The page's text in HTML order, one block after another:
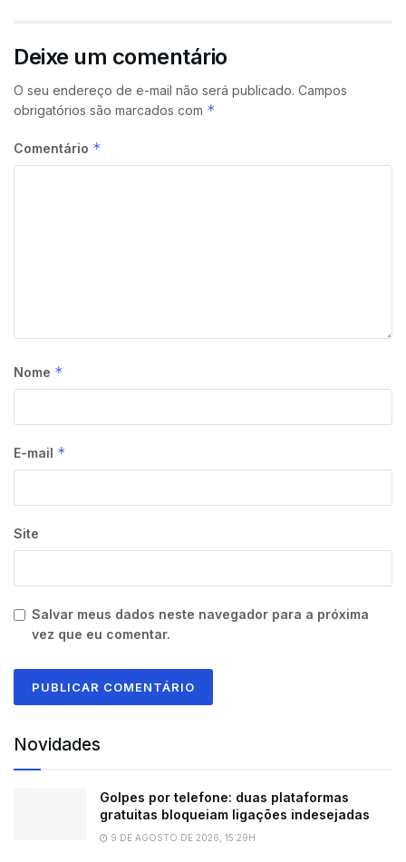
Deixe um comentário
O seu endereço de e-mail não será publicado. Campos
obrigatórios são marcados com *
Comentário *
Nome *
E-mail *
Site
Salvar meus dados neste navegador para a próxima
vez que eu comentar.
Novidades
Golpes por telefone: duas plataformas
gratuitas bloqueiam ligações indesejadas
9 DE AGOSTO DE 2026, 15:29H